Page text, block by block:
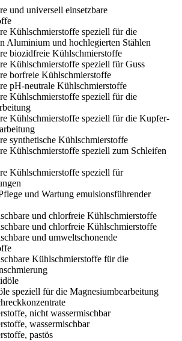
und universell einsetzbare
Kühlschmierstoffe speziell für die
Aluminium und hochlegierten Stählen
biozidfreie Kühlschmierstoffe
Kühlschmierstoffe speziell für Guss
borfreie Kühlschmierstoffe
pH-neutrale Kühlschmierstoffe
Kühlschmierstoffe speziell für die
Kühlschmierstoffe speziell für die Kupfer-
synthetische Kühlschmierstoffe
Kühlschmierstoffe speziell zum Schleifen
Kühlschmierstoffe speziell für
und Wartung emulsionsführender
und chlorfreie Kühlschmierstoffe
und chlorfreie Kühlschmierstoffe
und umweltschonende
Kühlschmierstoffe für die
speziell für die Magnesiumbearbeitung
nicht wassermischbar
wassermischbar
pastös